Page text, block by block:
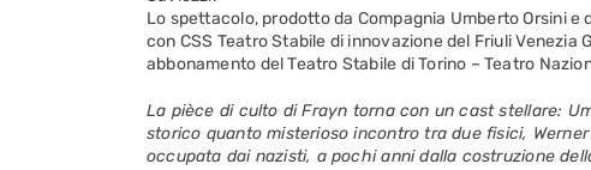
Lo spettacolo, prodotto da Compagnia Umberto Orsini e
con CSS Teatro Stabile di innovazione del Friuli
abbonamento del Teatro Stabile di Torino – Teatro
La pièce di culto di Frayn torna con un cast stellare:
storico quanto misterioso incontro tra due fisici,
occupata dai nazisti, a pochi anni dalla costruzione